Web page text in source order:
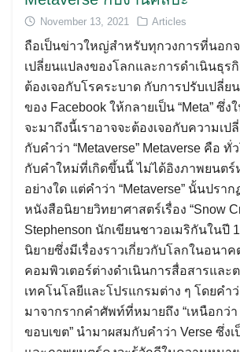
Search
November 13, 2021 Articles
ถือเป็นข่าวใหญ่สำหรับทุกวงการที่นอก
เปลี่ยนแปลงของโลกและการดำเนินธุร
ต้องเจอกับโรคระบาด กับการปรับเปลี่ย
ของ Facebook ให้กลายเป็น “Meta” ซึ่
จะมาถึงนี้เราอาจจะต้องเจอกับความเป
กับคำว่า “Metaverse” Metaverse คือ
กับคำใหม่ที่เกิดขึ้นนี้ ไม่ได้อิงภาพยนต
อย่างใด แต่คำว่า “Metaverse” นั้นปรา
หนังสือนิยายวิทยาศาสตร์เรื่อง “Snow
Stephenson นักเขียนชาวอเมริกันในปี
นิยายซึ่งมีเรื่องราวเกี่ยวกับโลกในอนา
คอมพิวเตอร์ต่างดำเนินการสื่อสารและ
เทคโนโลยีและโปรแกรมต่าง ๆ โดยคำว่
มาจากรากคำศัพท์ที่หมายถึง “เหนือกว่า
ขอบเขต” นำมาผสมกับคำว่า Verse ซึ่ง